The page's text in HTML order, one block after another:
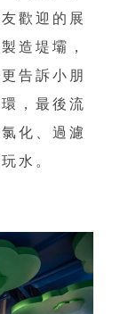
歡迎的展
造堤壩，
告訴小朋
，最後流
化、過濾
水。